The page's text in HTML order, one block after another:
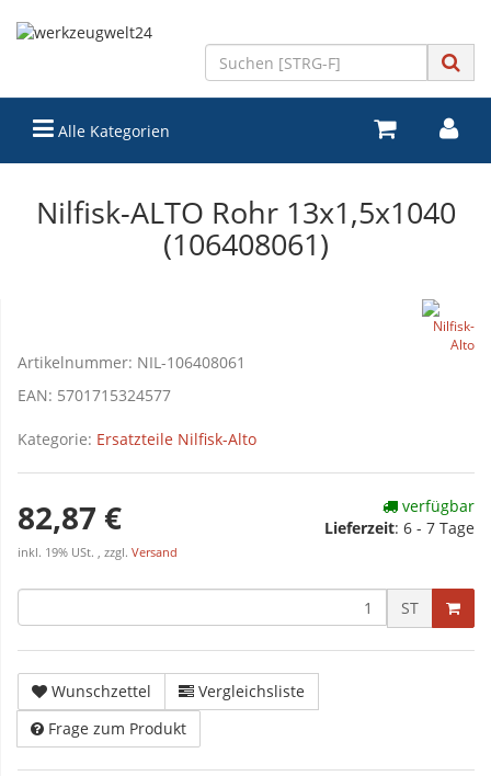
Alle Kategorien
Nilfisk-ALTO Rohr 13x1,5x1040
(106408061)
Artikelnummer: NIL-106408061
EAN: 5701715324577
Kategorie: Ersatzteile Nilfisk-Alto
82,87 €
inkl. 19% USt. , zzgl. Versand
verfügbar
Lieferzeit: 6 - 7 Tage
ST
Wunschzettel
Vergleichsliste
Frage zum Produkt